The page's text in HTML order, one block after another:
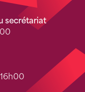
secrétariat